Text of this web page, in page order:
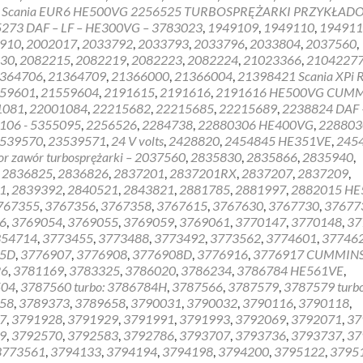
van
de
EUR6 HE500VG 2256525 TURBOSPRĘŻARKI
DAF – LF – HE300VG – 3783023, 1949109, 1949110,
, 2002017, 2033792, 2033793, 2033796, 2033804, 2037560,
, 2082215, 2082219, 2082223, 2082224, 21023366,
, 21364709, 21366000, 21366004, 21398421 Scania XPi
, 21559604, 2191615, 2191616, 2191616 HE500VG
, 22001084, 22215682, 22215685, 22215689, 2238824 DAF
- 5355095, 2256526, 2284738, 22880306 HE400VG,
, 23539571, 24 V volts, 2428820, 2454845 HE351VE,
zawór turbosprężarki – 2037560, 2835830, 2835866, 2835940,
2836825, 2836826, 2837201, 2837201RX, 2837207, 2837209,
, 2839392, 2840521, 2843821, 2881785, 2881997, 2882015
, 3767356, 3767358, 3767615, 3767630, 3767730,
, 3769054, 3769055, 3769059, 3769061, 3770147, 3770148,
, 3773455, 3773488, 3773492, 3773562, 3774601,
, 3776907, 3776908, 3776908D, 3776916, 3776917
, 3781169, 3783325, 3786020, 3786234, 3786784 HE561VE,
, 3787560 turbo: 3786784H, 3787566, 3787579, 3787579
, 3789373, 3789658, 3790031, 3790032, 3790116, 3790118,
, 3791928, 3791929, 3791991, 3791993, 3792069, 3792071,
, 3792570, 3792583, 3792786, 3793707, 3793736, 3793737,
, 3794133, 3794194, 3794198, 3794200, 3795122,